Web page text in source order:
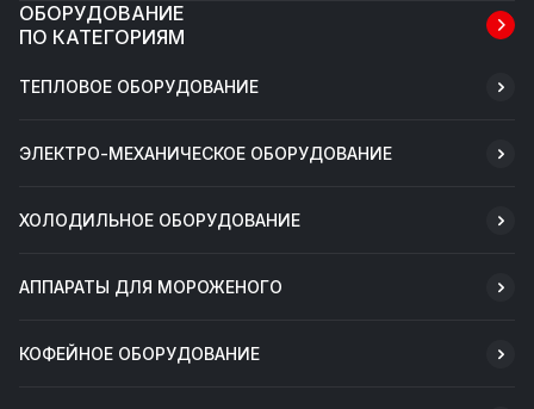
ОБОРУДОВАНИЕ
ПО КАТЕГОРИЯМ
ТЕПЛОВОЕ ОБОРУДОВАНИЕ
ЭЛЕКТРО-МЕХАНИЧЕСКОЕ ОБОРУДОВАНИЕ
ХОЛОДИЛЬНОЕ ОБОРУДОВАНИЕ
АППАРАТЫ ДЛЯ МОРОЖЕНОГО
КОФЕЙНОЕ ОБОРУДОВАНИЕ